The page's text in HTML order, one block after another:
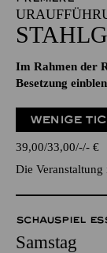
Im Rahmen der
Besetzung
WENIGE
39,00 33,00 - - €
Die Veranstaltung
SCHAUSPIEL
Samstag